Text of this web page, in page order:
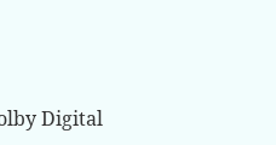
Digital